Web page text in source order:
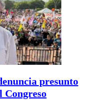
presunto
Congreso